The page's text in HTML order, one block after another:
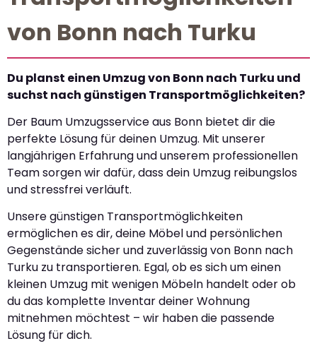
von Bonn nach Turku
Du planst einen Umzug von Bonn nach Turku und
suchst nach günstigen Transportmöglichkeiten?
Der Baum Umzugsservice aus Bonn bietet dir die
perfekte Lösung für deinen Umzug. Mit unserer
langjährigen Erfahrung und unserem professionellen
Team sorgen wir dafür, dass dein Umzug reibungslos
und stressfrei verläuft.
Unsere günstigen Transportmöglichkeiten
ermöglichen es dir, deine Möbel und persönlichen
Gegenstände sicher und zuverlässig von Bonn nach
Turku zu transportieren. Egal, ob es sich um einen
kleinen Umzug mit wenigen Möbeln handelt oder ob
du das komplette Inventar deiner Wohnung
mitnehmen möchtest – wir haben die passende
Lösung für dich.